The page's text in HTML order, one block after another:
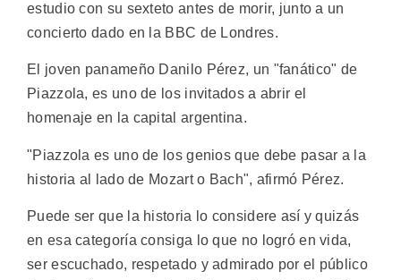
estudio con su sexteto antes de morir, junto a un
concierto dado en la BBC de Londres.
El joven panameño Danilo Pérez, un "fanático" de
Piazzola, es uno de los invitados a abrir el
homenaje en la capital argentina.
"Piazzola es uno de los genios que debe pasar a la
historia al lado de Mozart o Bach", afirmó Pérez.
Puede ser que la historia lo considere así y quizás
en esa categoría consiga lo que no logró en vida,
ser escuchado, respetado y admirado por el público